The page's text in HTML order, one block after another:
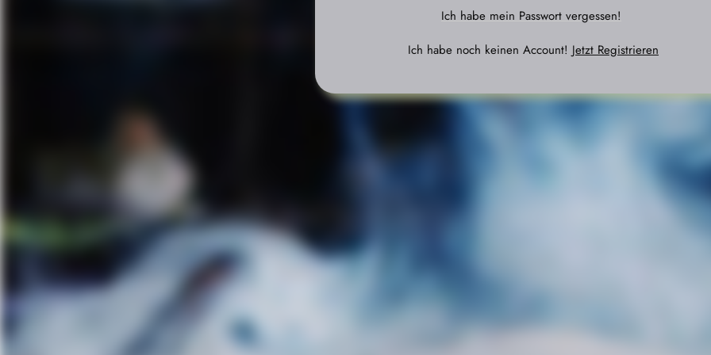
Ich habe mein Passwort vergessen!
Ich habe noch keinen Account! Jetzt Registrieren